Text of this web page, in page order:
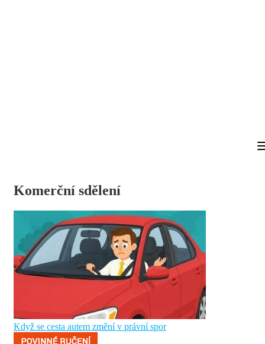
Komerční sdělení
Když se cesta autem změní v právní spor